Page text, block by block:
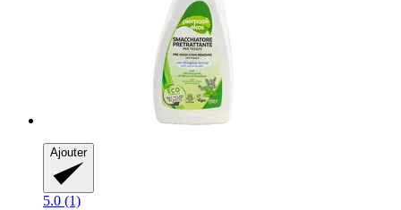
Ajouter
5.0 (1)